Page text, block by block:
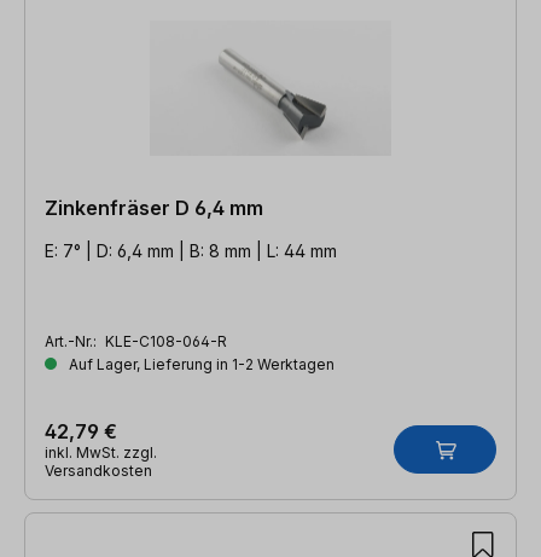
Zinkenfräser D 6,4 mm
E: 7° | D: 6,4 mm | B: 8 mm | L: 44 mm
Art.-Nr.: KLE-C108-064-R
Auf Lager, Lieferung in 1-2 Werktagen
42,79 €
inkl. MwSt. zzgl.
Versandkosten